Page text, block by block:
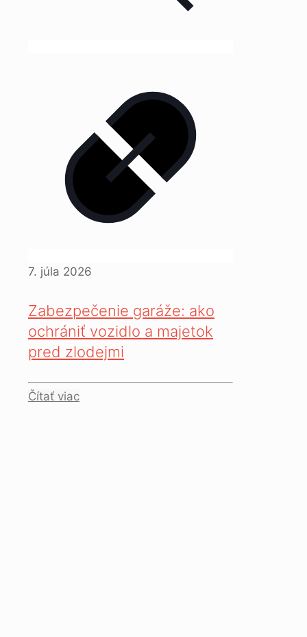
7. júla 2026
Zabezpečenie garáže: ako
ochrániť vozidlo a majetok
pred zlodejmi
Čítať viac